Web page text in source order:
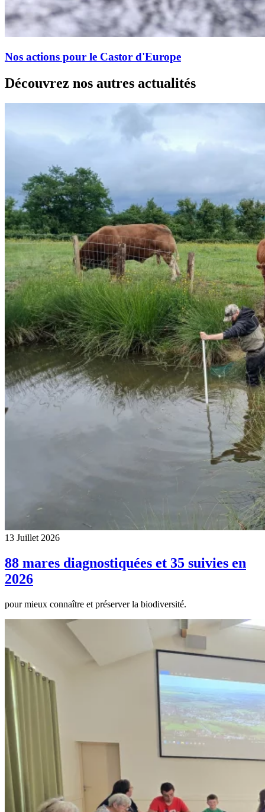
Nos actions pour le Castor d'Europe
Découvrez nos autres actualités
13 Juillet 2026
88 mares diagnostiquées et 35 suivies en
2026
pour mieux connaître et préserver la biodiversité.